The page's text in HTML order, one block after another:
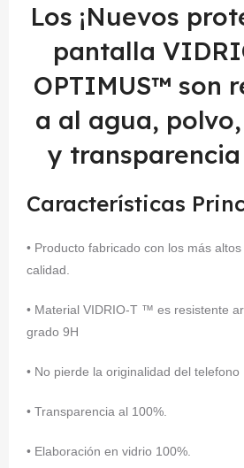
Los ¡Nuevos
pantalla
OPTIMUS™ son
a al agua,
y transparencia
Características
• Producto fabricado con los más
calidad.
• Material VIDRIO-T ™ es resistente
grado 9H
• No pierde la originalidad del telefono
• Transparencia al 100%.
• Elaboración en vidrio 100%.